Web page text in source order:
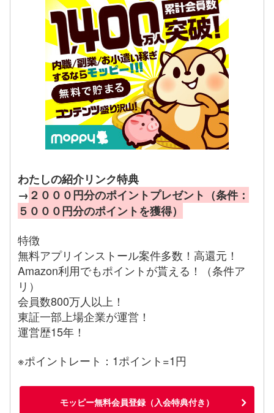
わたしの紹介リンク特典
→ ２０００円分のポイントプレゼント（条件：
５０００円分のポイントを獲得）
特徴
無料アプリインストール案件多数！高還元！
Amazon利用でもポイントが貰える！（条件ア
リ）
会員数800万人以上！
東証一部上場企業が運営！
運営歴15年！
※ポイントレート：1ポイント=1円
モッピー無料会員登録（入会特典付き）